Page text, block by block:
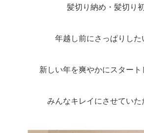
髪切り納め・髪切り
年越し前にさっぱりした
新しい年を爽やかにスタート
みんなキレイにさせていた